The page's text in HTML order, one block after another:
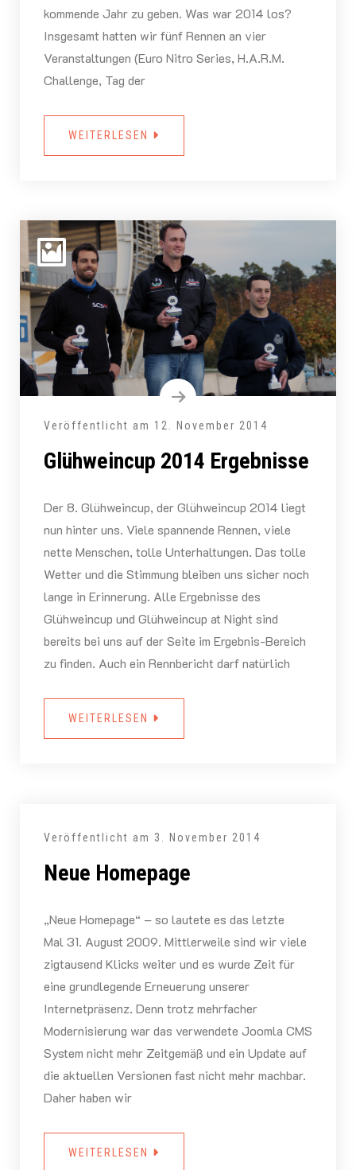
kommende Jahr zu geben. Was war 2014 los?
Insgesamt hatten wir fünf Rennen an vier
Veranstaltungen (Euro Nitro Series, H.A.R.M.
Challenge, Tag der
WEITERLESEN
Veröffentlicht am 12. November 2014
Glühweincup 2014 Ergebnisse
Der 8. Glühweincup, der Glühweincup 2014 liegt
nun hinter uns. Viele spannende Rennen, viele
nette Menschen, tolle Unterhaltungen. Das tolle
Wetter und die Stimmung bleiben uns sicher noch
lange in Erinnerung. Alle Ergebnisse des
Glühweincup und Glühweincup at Night sind
bereits bei uns auf der Seite im Ergebnis-Bereich
zu finden. Auch ein Rennbericht darf natürlich
WEITERLESEN
Veröffentlicht am 3. November 2014
Neue Homepage
„Neue Homepage“ – so lautete es das letzte
Mal 31. August 2009. Mittlerweile sind wir viele
zigtausend Klicks weiter und es wurde Zeit für
eine grundlegende Erneuerung unserer
Internetpräsenz. Denn trotz mehrfacher
Modernisierung war das verwendete Joomla CMS
System nicht mehr Zeitgemäß und ein Update auf
die aktuellen Versionen fast nicht mehr machbar.
Daher haben wir
WEITERLESEN